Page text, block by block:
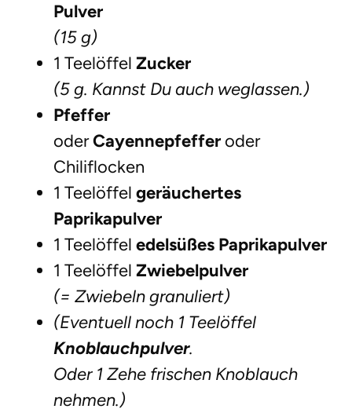
Pulver
(15 g)
1 Teelöffel Zucker
(5 g. Kannst Du auch weglassen.)
Pfeffer
oderCayennepfeffer oder
Chiliflocken
1 Teelöffel geräuchertes
Paprikapulver
1 Teelöffel edelsüßes Paprikapulver
1 Teelöffel Zwiebelpulver
(= Zwiebeln granuliert)
(Eventuell noch 1 Teelöffel
Knoblauchpulver.
Oder 1 Zehe frischen Knoblauch
nehmen.)